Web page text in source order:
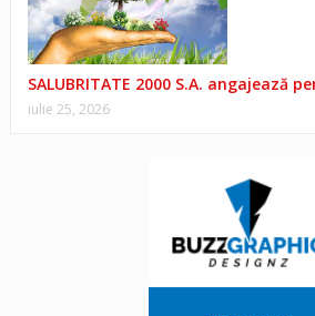
SALUBRITATE 2000 S.A. angajează
iulie 25, 2026